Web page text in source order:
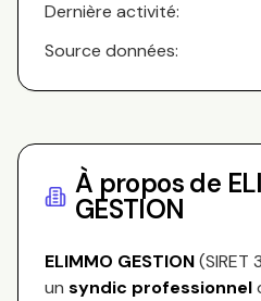
Dernière activité:
Source données:
À propos de
GESTION
ELIMMO GESTION(SIRET
un syndic professionnel